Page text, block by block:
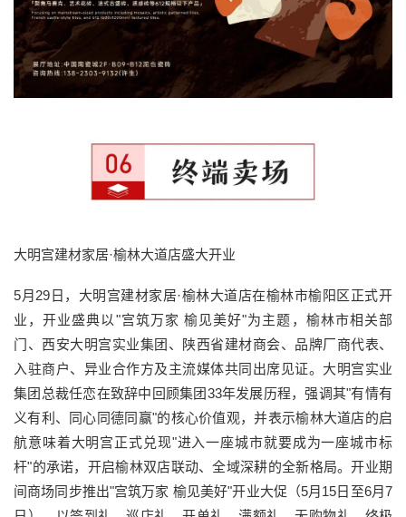
大明宫建材家居·榆林大道店盛大开业
5月29日，大明宫建材家居·榆林大道店在榆林市榆阳区正式开
业，开业盛典以"宫筑万家 榆见美好"为主题，榆林市相关部
门、西安大明宫实业集团、陕西省建材商会、品牌厂商代表、
入驻商户、异业合作方及主流媒体共同出席见证。大明宫实业
集团总裁任恋在致辞中回顾集团33年发展历程，强调其"有情有
义有利、同心同德同赢"的核心价值观，并表示榆林大道店的启
航意味着大明宫正式兑现"进入一座城市就要成为一座城市标
杆"的承诺，开启榆林双店联动、全域深耕的全新格局。开业期
间商场同步推出"宫筑万家 榆见美好"开业大促（5月15日至6月7